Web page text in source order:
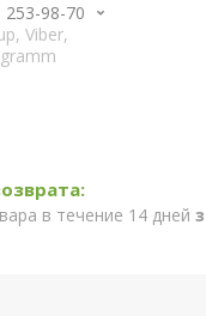
253-98-70
Viber,
в течение 14 дней